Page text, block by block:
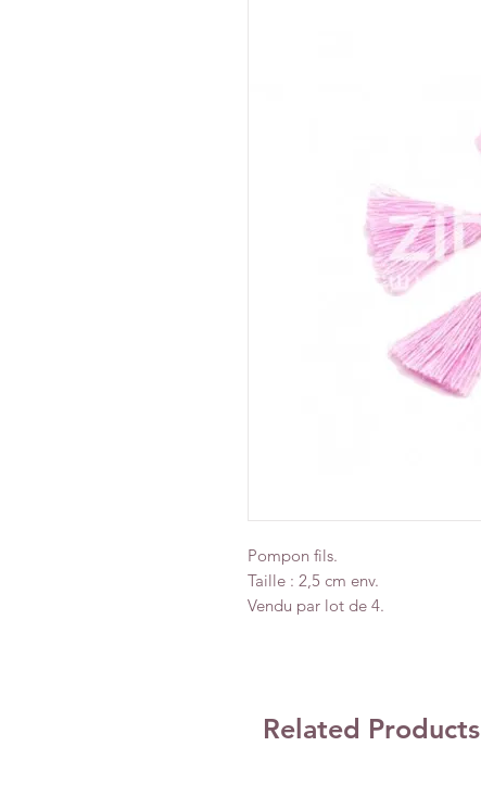
Pompon fils.
Taille : 2,5 cm env.
Vendu par lot de 4.
Related Products